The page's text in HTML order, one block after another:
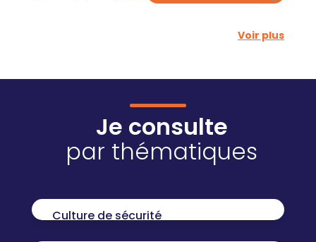
Voir plus
Je consulte
par thématiques
Culture de sécurité